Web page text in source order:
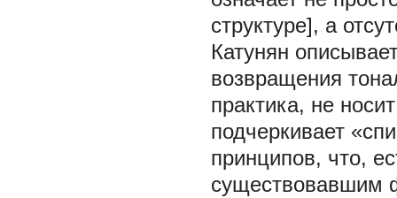
структуре], а
Катунян
возвращения
практика, не
подчеркивает
принципов, что,
существовавшим